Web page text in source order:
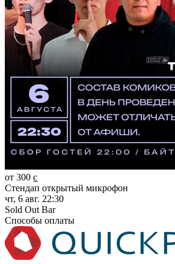
от 300 c̲
Стендап открытый микрофон
чт, 6 авг. 22:30
Sold Out Bar
Способы оплаты